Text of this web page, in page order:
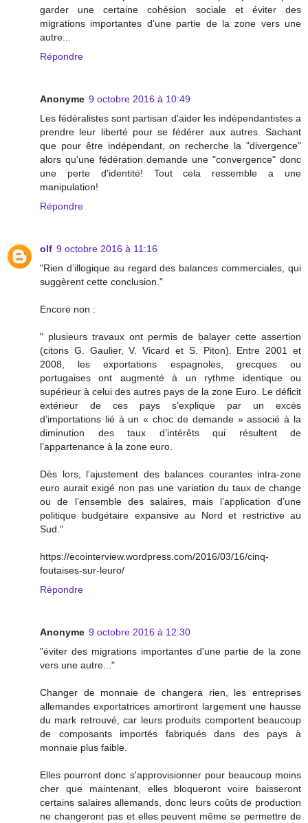
garder une certaine cohésion sociale et éviter des
migrations importantes d'une partie de la zone vers une
autre...
Répondre
Anonyme 9 octobre 2016 à 10:49
Les fédéralistes sont partisan d'aider les indépendantistes a
prendre leur liberté pour se fédérer aux autres. Sachant
que pour être indépendant, on recherche la "divergence"
alors qu'une fédération demande une "convergence" donc
une perte d'identité! Tout cela ressemble a une
manipulation!
Répondre
olf 9 octobre 2016 à 11:16
"Rien d’illogique au regard des balances commerciales, qui
suggèrent cette conclusion."
Encore non :
" plusieurs travaux ont permis de balayer cette assertion
(citons G. Gaulier, V. Vicard et S. Piton). Entre 2001 et
2008, les exportations espagnoles, grecques ou
portugaises ont augmenté à un rythme identique ou
supérieur à celui des autres pays de la zone Euro. Le déficit
extérieur de ces pays s’explique par un excès
d’importations lié à un « choc de demande » associé à la
diminution des taux d’intérêts qui résultent de
l’appartenance à la zone euro.
Dès lors, l’ajustement des balances courantes intra-zone
euro aurait exigé non pas une variation du taux de change
ou de l’ensemble des salaires, mais l’application d’une
politique budgétaire expansive au Nord et restrictive au
Sud."
https://ecointerview.wordpress.com/2016/03/16/cinq-
foutaises-sur-leuro/
Répondre
Anonyme 9 octobre 2016 à 12:30
"éviter des migrations importantes d'une partie de la zone
vers une autre..."
Changer de monnaie de changera rien, les entreprises
allemandes exportatrices amortiront largement une hausse
du mark retrouvé, car leurs produits comportent beaucoup
de composants importés fabriqués dans des pays à
monnaie plus faible.
Elles pourront donc s'approvisionner pour beaucoup moins
cher que maintenant, elles bloqueront voire baisseront
certains salaires allemands, donc leurs coûts de production
ne changeront pas et elles peuvent même se permettre de